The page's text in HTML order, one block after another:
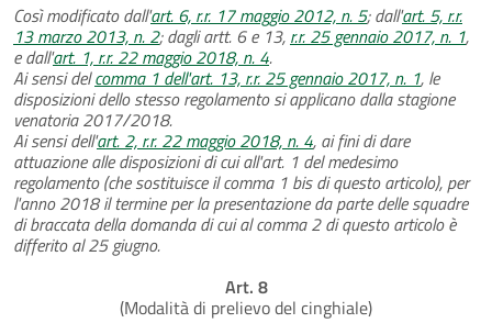
Così modificato dall'art. 6, r.r. 17 maggio 2012, n. 5; dall'art. 5, r.r.
13 marzo 2013, n. 2; dagli artt. 6 e 13, r.r. 25 gennaio 2017, n. 1,
e dall'art. 1, r.r. 22 maggio 2018, n. 4.
Ai sensi delcomma 1 dell'art. 13, r.r. 25 gennaio 2017, n. 1, le
disposizioni dello stesso regolamento si applicano dalla stagione
venatoria 2017/2018.
Ai sensi dell'art. 2, r.r. 22 maggio 2018, n. 4, ai fini di dare
attuazione alle disposizioni di cui all'art. 1 del medesimo
regolamento (che sostituisce il comma 1 bis di questo articolo), per
l'anno 2018 il termine per la presentazione da parte delle squadre
di braccata della domanda di cui al comma 2 di questo articolo è
differito al 25 giugno.
Art. 8
(Modalità di prelievo del cinghiale)